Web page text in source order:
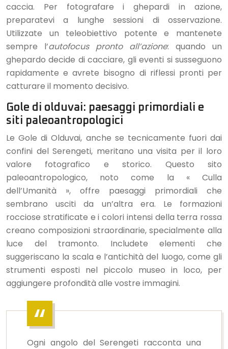
caccia. Per fotografare i ghepardi in azione,
preparatevi a lunghe sessioni di osservazione.
Utilizzate un teleobiettivo potente e mantenete
sempre l’autofocus pronto all’azione: quando un
ghepardo decide di cacciare, gli eventi si susseguono
rapidamente e avrete bisogno di riflessi pronti per
catturare il momento decisivo.
Gole di olduvai: paesaggi primordiali e
siti paleoantropologici
Le Gole di Olduvai, anche se tecnicamente fuori dai
confini del Serengeti, meritano una visita per il loro
valore fotografico e storico. Questo sito
paleoantropologico, noto come la « Culla
dell’Umanità », offre paesaggi primordiali che
sembrano usciti da un’altra era. Le formazioni
rocciose stratificate e i colori intensi della terra rossa
creano composizioni straordinarie, specialmente alla
luce del tramonto. Includete elementi che
suggeriscano la scala e l’antichità del luogo, come gli
strumenti esposti nel piccolo museo in loco, per
aggiungere profondità alle vostre immagini.
Ogni angolo del Serengeti racconta una